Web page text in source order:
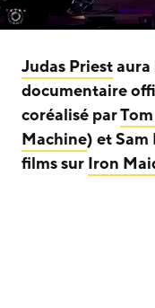
Judas Priest
documentaire
coréalisé par
Machine) et Sam
films sur Iron